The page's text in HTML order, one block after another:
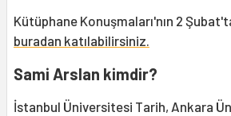
Kütüphane Konuşmaları'nın 2
buradan katılabilirsiniz.
Sami Arslan kimdir?
İstanbul Üniversitesi Tarih, Ankara